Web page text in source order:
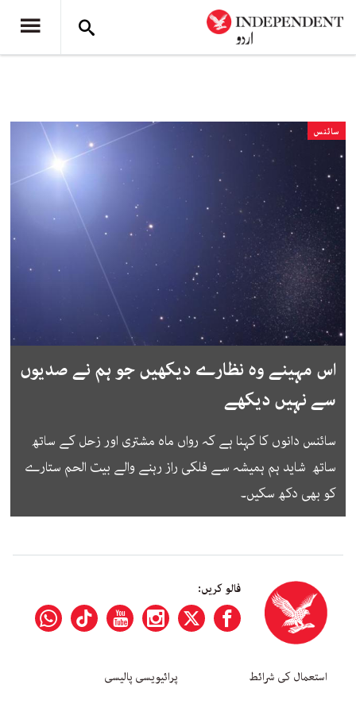
سائنس
اس مہینے وہ نظارے دیکھیں جو ہم نے صدیوں
سے نہیں دیکھے
سائنس دانوں کا کہنا ہے کہ رواں ماہ مشتری اور زحل کے ساتھ
ساتھ شاید ہم ہمیشہ سے فلکی راز رہنے والے بیت الحم ستارے
کو بھی دکھ سکیں۔
فالو کریں:
استعمال کی شرائط پرائیویسی پالیسی